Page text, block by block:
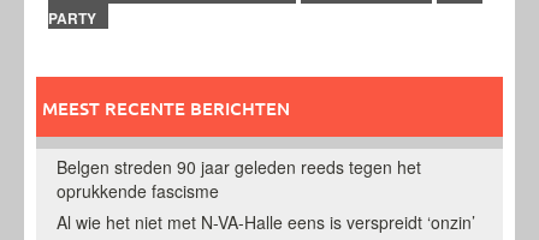
PARTY
MEEST RECENTE BERICHTEN
Belgen streden 90 jaar geleden reeds tegen het
oprukkende fascisme
Al wie het niet met N-VA-Halle eens is verspreidt ‘onzin’